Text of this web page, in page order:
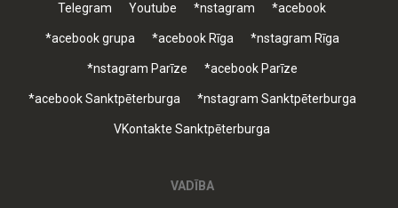
Telegram Youtube *nstagram *acebook
*acebook grupa *acebook Rīga *nstagram Rīga
*nstagram Parīze *acebook Parīze
*acebook Sanktpēterburga *nstagram Sanktpēterburga
VKontakte Sanktpēterburga
VADĪBA